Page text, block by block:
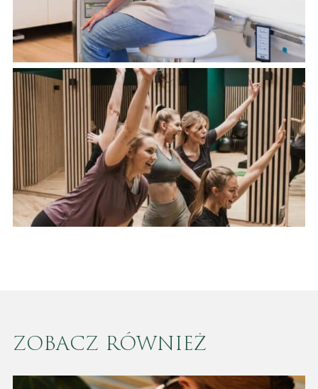
ZOBACZ RÓWNIEŻ